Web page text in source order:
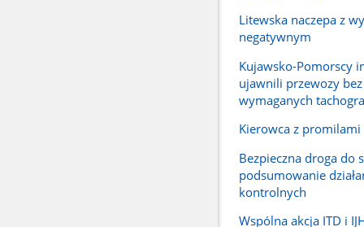
Litewska naczepa z
negatywnym
Kujawsko-Pomorscy
ujawnili przewozy bez
wymaganych
Kierowca z promilami
Bezpieczna droga do
podsumowanie
kontrolnych
Wspólna akcja ITD i